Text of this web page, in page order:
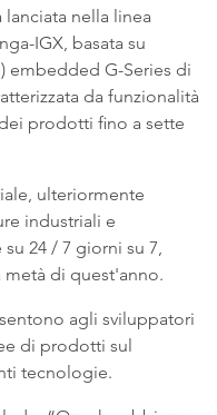
lanciata nella linea
IGX, basata su
embedded G-Series di
da funzionalità
prodotti fino a sette
ulteriormente
industriali e
24 / 7 giorni su 7,
di quest'anno.
agli sviluppatori
di prodotti sul
tecnologie.